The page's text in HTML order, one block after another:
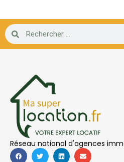
Réseau national d'agences